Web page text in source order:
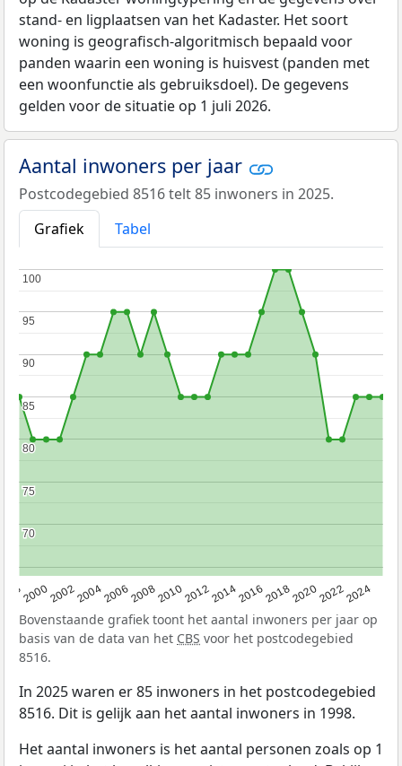
stand- en ligplaatsen van het Kadaster. Het soort
woning is geografisch-algoritmisch bepaald voor
panden waarin een woning is huisvest (panden met
een woonfunctie als gebruiksdoel). De gegevens
gelden voor de situatie op 1 juli 2026.
Aantal inwoners per jaar
Postcodegebied 8516 telt 85 inwoners in 2025.
Grafiek
Tabel
2000200220042006200820102012201420162018202020222024
70
70
75
75
80
80
85
85
90
90
95
95
100
100
Bovenstaande grafiek toont het aantal inwoners per jaar op
basis van de data van het CBS voor het postcodegebied
8516.
In 2025 waren er 85 inwoners in het postcodegebied
8516. Dit is gelijk aan het aantal inwoners in 1998.
Het aantal inwoners is het aantal personen zoals op 1